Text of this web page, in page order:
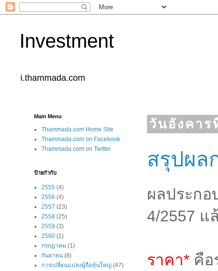
Investment
i.thammada.com
วันอังคา
สรุปผล
ผลประกอ
4/2557 แ
ราคา* คือ
Main Menu
Thammada.com Home Site
Thammada.com on Facebook
Thammada.com on Twitter
ป้ายกำกับ
2555 (4)
2556 (4)
2557 (23)
2558 (25)
2559 (3)
2560 (1)
กรกฎาคม (1)
กันยายน (8)
การเปลี่ยนแปลงผู้ถือหุ้นใหญ่ (47)